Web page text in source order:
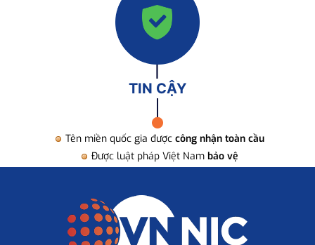
TIN CẬY
Tên miền quốc gia được công nhận toàn cầu
Được luật pháp Việt Nam bảo vệ